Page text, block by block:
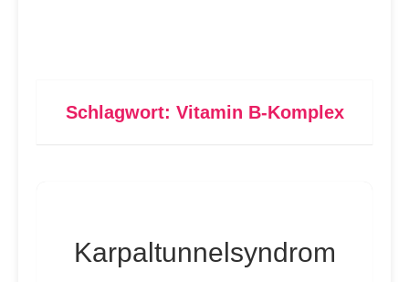
Schlagwort: Vitamin B-Komplex
Karpaltunnelsyndrom